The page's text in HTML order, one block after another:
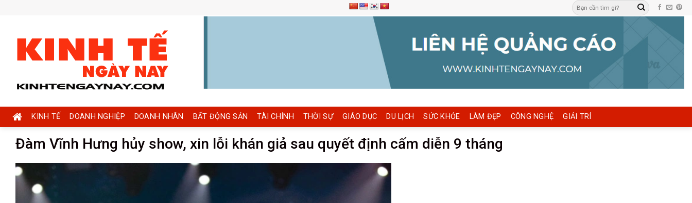
KINH TẾ DOANH NGHIỆP DOANH NHÂN BẤT ĐỘNG SẢN TÀI CHÍNH THỜI SỰ GIÁO DỤC DU LỊCH SỨC KHỎE LÀM ĐẸP CÔNG NGHỆ GIẢI TRÍ
Đàm Vĩnh Hưng hủy show, xin lỗi khán giả sau quyết định cấm diễn 9 tháng